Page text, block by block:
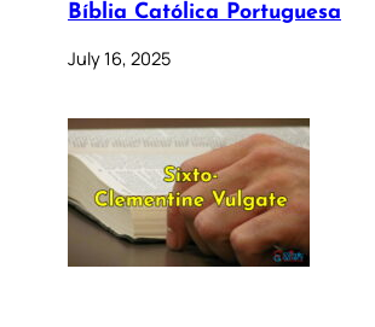
Bíblia Católica Portuguesa
July 16, 2025